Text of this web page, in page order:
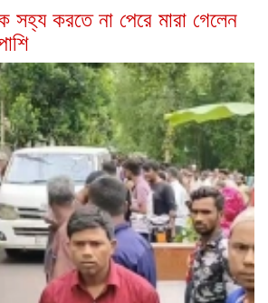
সহ্য করতে না পেরে মারা গেলেন